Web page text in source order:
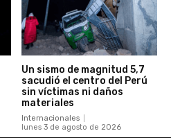
Un sismo de magnitud 5,7
sacudió el centro del Perú
sin víctimas ni daños
materiales
Internacionales
lunes 3 de agosto de 2026